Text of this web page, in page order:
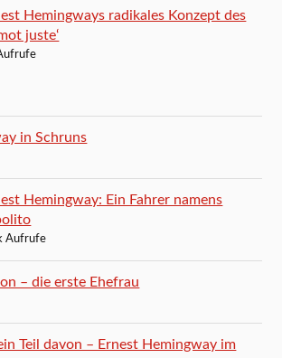
Hemingways radikales Konzept des
juste‘
in Schruns
Hemingway: Ein Fahrer namens
Aufrufe
– die erste Ehefrau
Teil davon – Ernest Hemingway im